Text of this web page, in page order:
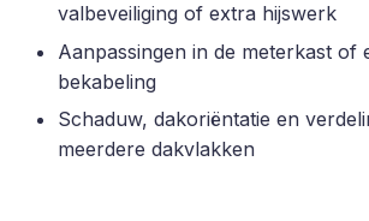
valbeveiliging of extra hijswerk
Aanpassingen in de meterkast of
bekabeling
Schaduw, dakoriëntatie en
meerdere dakvlakken